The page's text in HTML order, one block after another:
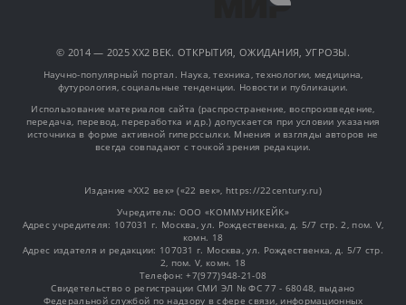
© 2014 — 2025 XX2 ВЕК. ОТКРЫТИЯ, ОЖИДАНИЯ, УГРОЗЫ.
Научно-популярный портал. Наука, техника, технологии, медицина,
футурология, социальные тенденции. Новости и публикации.
Использование материалов сайта (распространение, воспроизведение,
передача, перевод, переработка и др.) допускается при условии указания
источника в форме активной гиперссылки. Мнения и взгляды авторов не
всегда совпадают с точкой зрения редакции.
Издание «XX2 век» («22 век», https://22century.ru)
Учредитель: OOO «КОММУНИКЕЙК»
Адрес учредителя: 107031 г. Москва, ул. Рождественка, д. 5/7 стр. 2, пом. V,
комн. 18
Адрес издателя и редакции: 107031 г. Москва, ул. Рождественка, д. 5/7 стр.
2, пом. V, комн. 18
Телефон: +7(977)948-21-08
Свидетельство о регистрации СМИ ЭЛ № ФС 77 - 68048, выдано
Федеральной службой по надзору в сфере связи, информационных